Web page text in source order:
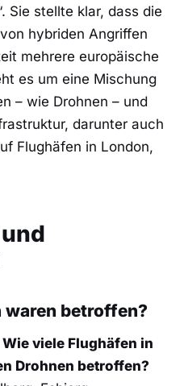
Sie stellte klar, dass die
hybriden Angriffen
mehrere europäische
es um eine Mischung
– wie Drohnen – und
darunter auch
Flughäfen in London,
waren betroffen?
Wie viele Flughäfen in
Drohnen betroffen?